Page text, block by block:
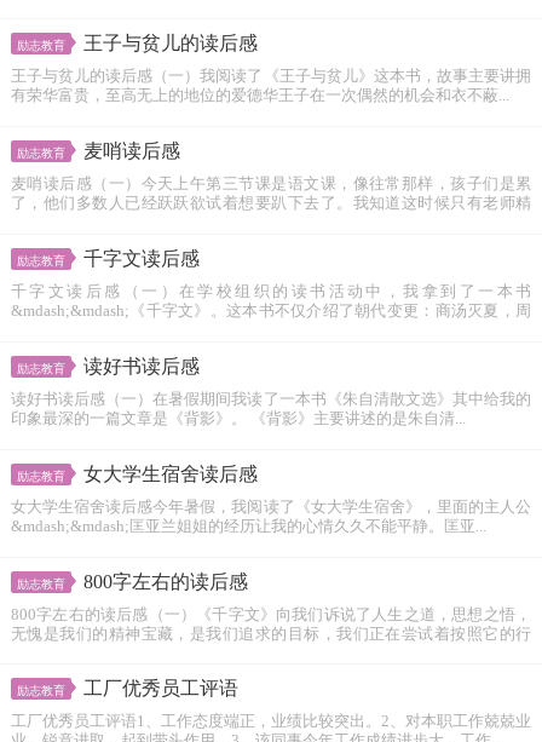
励志教育 王子与贫儿的读后感
王子与贫儿的读后感（一）我阅读了《王子与贫儿》这本书，故事主要讲拥
有荣华富贵，至高无上的地位的爱德华王子在一次偶然的机会和衣不蔽...
励志教育 麦哨读后感
麦哨读后感（一）今天上午第三节课是语文课，像往常那样，孩子们是累
了，他们多数人已经跃跃欲试着想要趴下去了。我知道这时候只有老师精
励志教育 千字文读后感
千字文读后感（一）在学校组织的读书活动中，我拿到了一本书
&mdash;&mdash;《千字文》。这本书不仅介绍了朝代变更：商汤灭夏，周
励志教育 读好书读后感
读好书读后感（一）在暑假期间我读了一本书《朱自清散文选》其中给我的
印象最深的一篇文章是《背影》。 《背影》主要讲述的是朱自清...
励志教育 女大学生宿舍读后感
女大学生宿舍读后感今年暑假，我阅读了《女大学生宿舍》，里面的主人公
&mdash;&mdash;匡亚兰姐姐的经历让我的心情久久不能平静。匡亚...
励志教育 800字左右的读后感
800字左右的读后感（一）《千字文》向我们诉说了人生之道，思想之悟，
无愧是我们的精神宝藏，是我们追求的目标，我们正在尝试着按照它的行
励志教育 工厂优秀员工评语
工厂优秀员工评语1、工作态度端正，业绩比较突出。2、对本职工作兢兢业